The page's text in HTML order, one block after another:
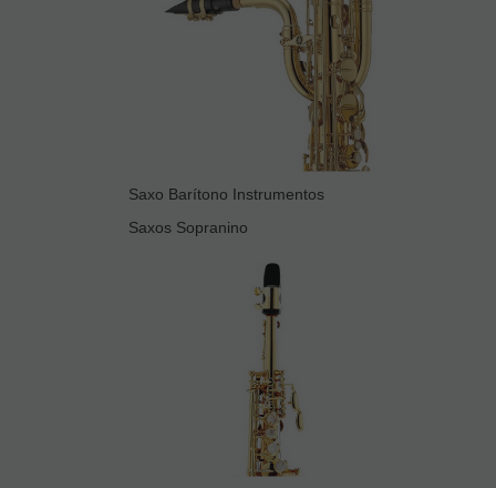
Saxo Barítono Instrumentos
Saxos Sopranino